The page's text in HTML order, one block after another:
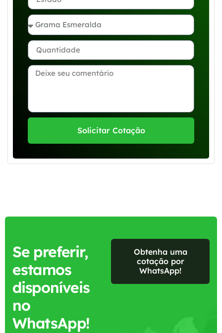
Solicitar Cotação
Se preferir,
estamos
disponíveis
no
WhatsApp!
Obtenha uma
cotação por
WhatsApp!